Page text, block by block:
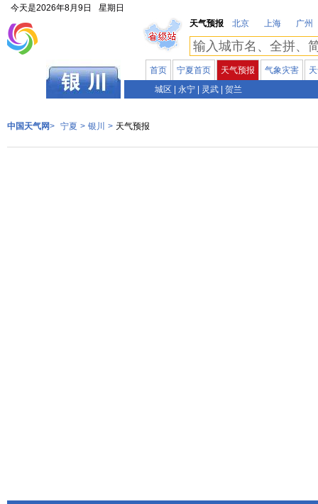
今天是2026年8月9日
星期日
天气预报
北京 上海 广州
首页 宁夏首页 天气预报 气象灾害
城区
永宁 灵武 贺兰
中国天气网> 宁夏 > 银川 > 天气预报